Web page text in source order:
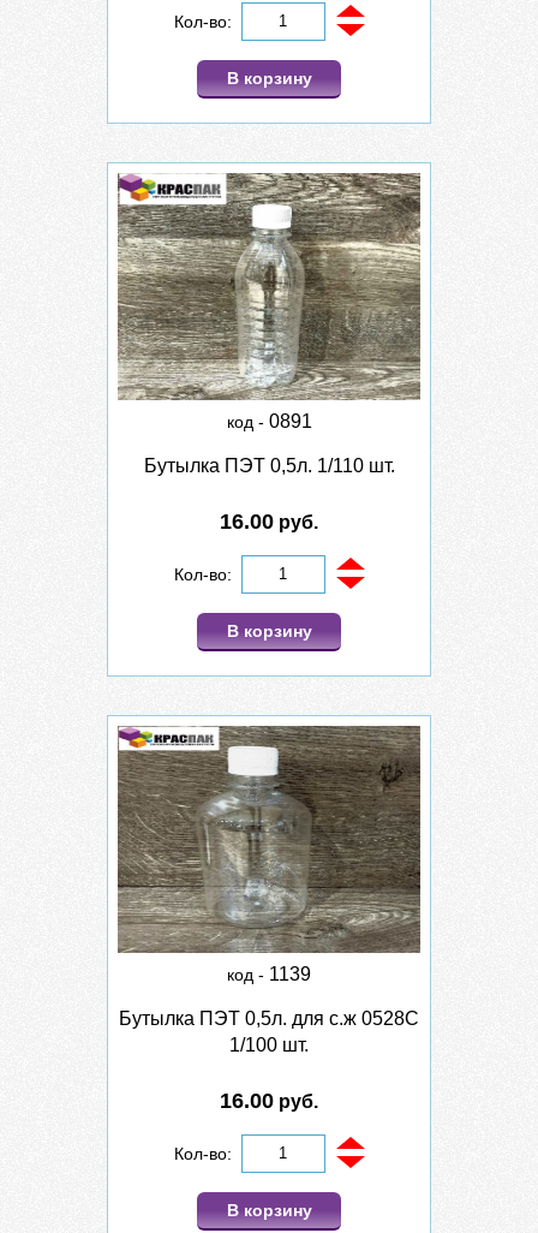
Кол-во:
В корзину
код - 0891
Бутылка ПЭТ 0,5л. 1/110 шт.
16.00 руб.
Кол-во:
В корзину
код - 1139
Бутылка ПЭТ 0,5л. для с.ж 0528С
1/100 шт.
16.00 руб.
Кол-во:
В корзину